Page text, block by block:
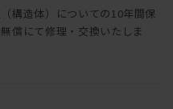
構造体）についての10年間保
償にて修理・交換いたしま